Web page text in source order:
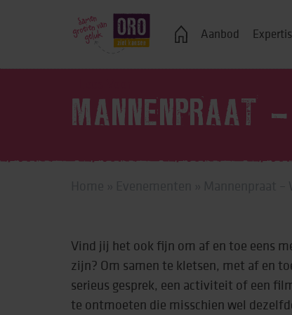
Aanbod
Onderwijs,
Vrije tijd
Werk &
Veelgestelde vragen
MANNENPRAAT
Vind jij het ook fijn om af en toe eens
zijn? Om samen te kletsen, met af en
serieus gesprek, een activiteit of een
te ontmoeten die misschien wel